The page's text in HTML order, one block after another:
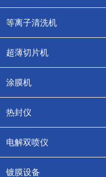
等离子清洗机
超薄切片机
涂膜机
热封仪
电解双喷仪
镀膜设备